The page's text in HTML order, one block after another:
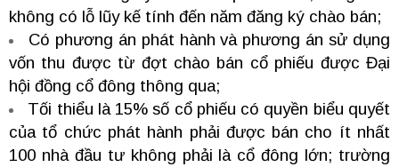
không có lỗ lũy kế tính đến năm đăng ký chào bán;
Có phương án phát hành và phương án sử dụng
vốn thu được từ đợt chào bán cổ phiếu được Đại
hội đồng cổ đông thông qua;
Tối thiểu là 15% số cổ phiếu có quyền biểu quyết
của tổ chức phát hành phải được bán cho ít nhất
100 nhà đầu tư không phải là cổ đông lớn; trường